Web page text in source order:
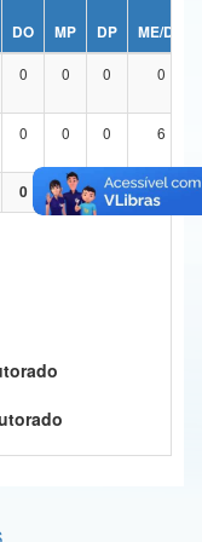
DO MP DP
ME/DO
0 0 0 0
0 0 0 6
0 0 0 6